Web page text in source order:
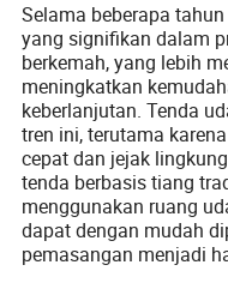
Selama beberapa
yang signifikan dalam
berkemah, yang lebih
meningkatkan
keberlanjutan. Tenda
tren ini, terutama
cepat dan jejak
tenda berbasis tiang
menggunakan ruang
dapat dengan mudah
pemasangan menjadi